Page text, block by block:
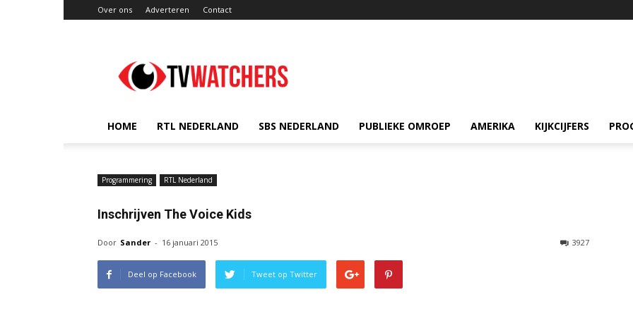
Over ons Adverteren Contact
HOME RTL NEDERLAND SBS NEDERLAND PUBLIEKE OMROEP AMERIKA KIJKCIJFERS
Programmering RTL Nederland
Inschrijven The Voice Kids
Door Sander - 16 januari 2015 3927
Deel op Facebook Tweet op Twitter